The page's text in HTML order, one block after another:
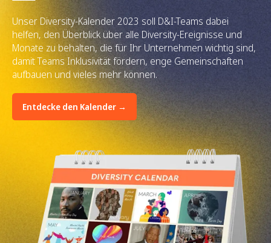
Unser Diversity-Kalender 2023 soll D&I-Teams dabei
helfen, den Überblick über alle Diversity-Ereignisse und
Monate zu behalten, die für Ihr Unternehmen wichtig sind,
damit Teams Inklusivität fördern, enge Gemeinschaften
aufbauen und vieles mehr können.
Entdecke den Kalender →